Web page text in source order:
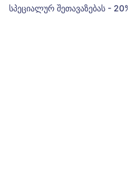
სპეციალურ შეთავაზებას -